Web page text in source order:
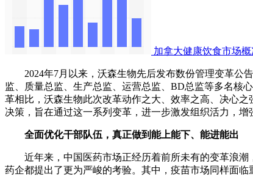
加拿大健康饮食市场
2024年7月以来，沃森生物先后发布数份管理变革公告
监、质量总监、生产总监、运营总监、BD总监等多名核
革相比，沃森生物此次改革动作之大、效率之高、决心
决策，旨在通过这一系列变革，进一步激发组织活力，
全面优化干部队伍，真正做到能上能下、能进能出
近年来，中国医药市场正经历着前所未有的变革浪潮
药企都提出了更为严峻的考验。其中，疫苗市场同样面